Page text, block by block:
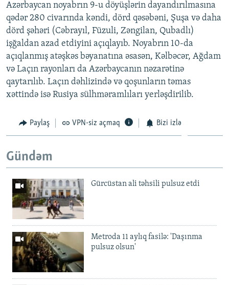
Azərbaycan noyabrın 9-u döyüşlərin dayandırılmasına
qədər 280 civarında kəndi, dörd qəsəbəni, Şuşa və daha
dörd şəhəri (Cəbrayıl, Füzuli, Zəngilan, Qubadlı)
işğaldan azad etdiyini açıqlayıb. Noyabrın 10-da
açıqlanmış atəşkəs bəyanatına əsasən, Kəlbəcər, Ağdam
və Laçın rayonları da Azərbaycanın nəzarətinə
qaytarılıb. Laçın dəhlizində və qoşunların təmas
xəttində isə Rusiya sülhməramlıları yerləşdirilib.
Paylaş VPN-siz açmaq Bizi izlə
Gündəm
Gürcüstan ali təhsili pulsuz etdi
Metroda 11 aylıq fasilə: 'Daşınma
pulsuz olsun'